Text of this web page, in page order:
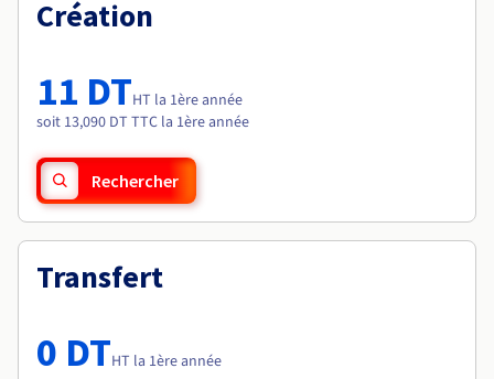
Tarifs
Roadmap & Changelog
Roadmap & Changelog
Création
11 DTHT la 1ère année
soit 13,090 DT TTC la 1ère année
Rechercher
Transfert
0 DTHT la 1ère année